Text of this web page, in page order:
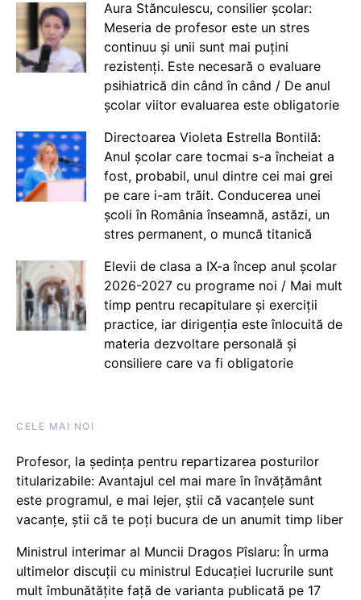
Aura Stănculescu, consilier școlar:
Meseria de profesor este un stres
continuu și unii sunt mai puțini
rezistenți. Este necesară o evaluare
psihiatrică din când în când / De anul
școlar viitor evaluarea este obligatorie
Directoarea Violeta Estrella Bontilă:
Anul școlar care tocmai s-a încheiat a
fost, probabil, unul dintre cei mai grei
pe care i-am trăit. Conducerea unei
școli în România înseamnă, astăzi, un
stres permanent, o muncă titanică
Elevii de clasa a IX-a încep anul școlar
2026-2027 cu programe noi / Mai mult
timp pentru recapitulare și exerciții
practice, iar dirigenția este înlocuită de
materia dezvoltare personală și
consiliere care va fi obligatorie
CELE MAI NOI
Profesor, la ședința pentru repartizarea posturilor
titularizabile: Avantajul cel mai mare în învățământ
este programul, e mai lejer, știi că vacanțele sunt
vacanţe, știi că te poți bucura de un anumit timp liber
Ministrul interimar al Muncii Dragos Pîslaru: În urma
ultimelor discuții cu ministrul Educației lucrurile sunt
mult îmbunătățite față de varianta publicată pe 17